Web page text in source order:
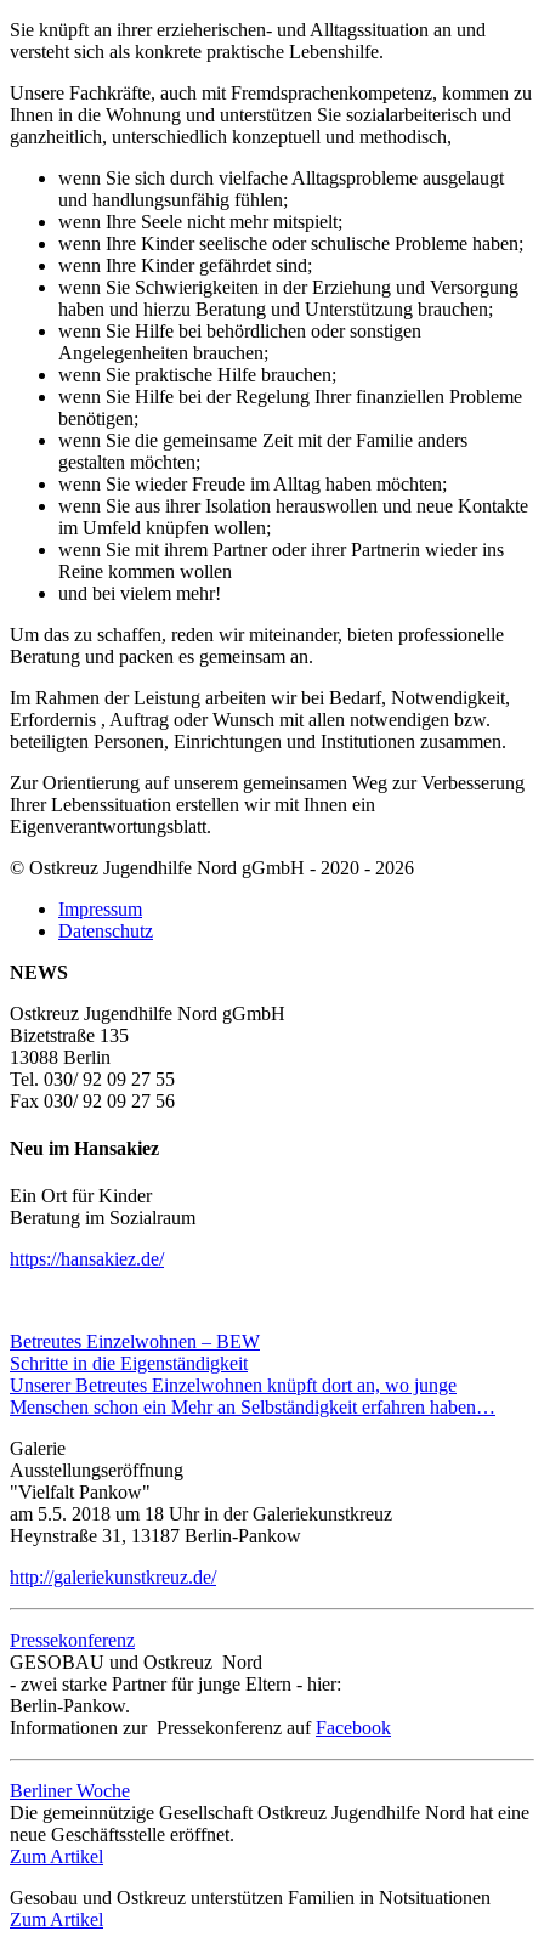
Sie knüpft an ihrer erzieherischen- und Alltagssituation an und
versteht sich als konkrete praktische Lebenshilfe.
Unsere Fachkräfte, auch mit Fremdsprachenkompetenz, kommen zu
Ihnen in die Wohnung und unterstützen Sie sozialarbeiterisch und
ganzheitlich, unterschiedlich konzeptuell und methodisch,
wenn Sie sich durch vielfache Alltagsprobleme ausgelaugt
und handlungsunfähig fühlen;
wenn Ihre Seele nicht mehr mitspielt;
wenn Ihre Kinder seelische oder schulische Probleme haben;
wenn Ihre Kinder gefährdet sind;
wenn Sie Schwierigkeiten in der Erziehung und Versorgung
haben und hierzu Beratung und Unterstützung brauchen;
wenn Sie Hilfe bei behördlichen oder sonstigen
Angelegenheiten brauchen;
wenn Sie praktische Hilfe brauchen;
wenn Sie Hilfe bei der Regelung Ihrer finanziellen Probleme
benötigen;
wenn Sie die gemeinsame Zeit mit der Familie anders
gestalten möchten;
wenn Sie wieder Freude im Alltag haben möchten;
wenn Sie aus ihrer Isolation herauswollen und neue Kontakte
im Umfeld knüpfen wollen;
wenn Sie mit ihrem Partner oder ihrer Partnerin wieder ins
Reine kommen wollen
und bei vielem mehr!
Um das zu schaffen, reden wir miteinander, bieten professionelle
Beratung und packen es gemeinsam an.
Im Rahmen der Leistung arbeiten wir bei Bedarf, Notwendigkeit,
Erfordernis , Auftrag oder Wunsch mit allen notwendigen bzw.
beteiligten Personen, Einrichtungen und Institutionen zusammen.
Zur Orientierung auf unserem gemeinsamen Weg zur Verbesserung
Ihrer Lebenssituation erstellen wir mit Ihnen ein
Eigenverantwortungsblatt.
© Ostkreuz Jugendhilfe Nord gGmbH - 2020 - 2026
Impressum
Datenschutz
NEWS
Ostkreuz Jugendhilfe Nord gGmbH
Bizetstraße 135
13088 Berlin
Tel. 030/ 92 09 27 55
Fax 030/ 92 09 27 56
Neu im Hansakiez
Ein Ort für Kinder
Beratung im Sozialraum
https://hansakiez.de/
Betreutes Einzelwohnen – BEW
Schritte in die Eigenständigkeit
Unserer Betreutes Einzelwohnen knüpft dort an, wo junge
Menschen schon ein Mehr an Selbständigkeit erfahren haben…
Galerie
Ausstellungseröffnung
"Vielfalt Pankow"
am 5.5. 2018 um 18 Uhr in der Galeriekunstkreuz
Heynstraße 31, 13187 Berlin-Pankow
http://galeriekunstkreuz.de/
Pressekonferenz
GESOBAU und Ostkreuz Nord
- zwei starke Partner für junge Eltern - hier:
Berlin-Pankow.
Informationen zur Pressekonferenz aufFacebook
Berliner Woche
Die gemeinnützige Gesellschaft Ostkreuz Jugendhilfe Nord hat eine
neue Geschäftsstelle eröffnet.
Zum Artikel
Gesobau und Ostkreuz unterstützen Familien in Notsituationen
Zum Artikel